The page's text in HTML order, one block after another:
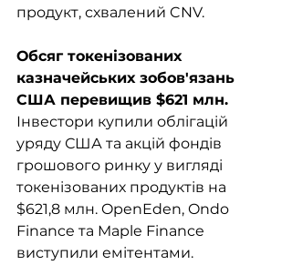
продукт, схвалений CNV.
Обсяг токенізованих
казначейських зобов'язань
США перевищив $621 млн.
Інвестори купили облігацій
уряду США та акцій фондів
грошового ринку у вигляді
токенізованих продуктів на
$621,8 млн. OpenEden, Ondo
Finance та Maple Finance
виступили емітентами.